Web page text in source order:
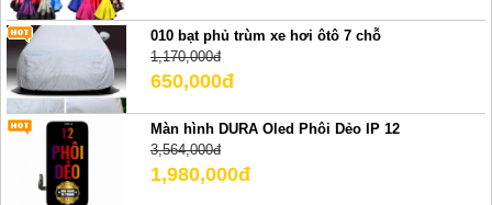
010 bạt phủ trùm xe hơi ôtô 7 chỗ
1,170,000đ
650,000đ
Màn hình DURA Oled Phôi Dẻo IP 12
3,564,000đ
1,980,000đ